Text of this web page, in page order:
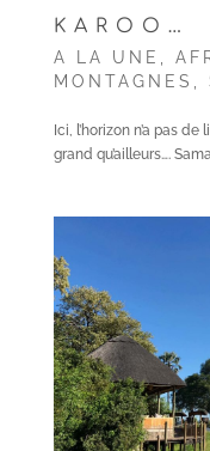
KAROO…
A LA UNE
MONTAGNES
Ici, l’horizon n’a pas
grand qu’ailleurs….